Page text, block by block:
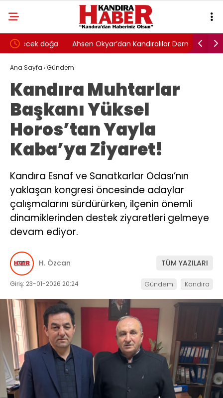
Ahsen Okyar’dan Kandıralılar Derneği’ne 32 Yıl
Sonra Veda
Süper
Ana Sayfa ›Gündem
Kandıra Muhtarlar
Başkanı Yüksel
Horos’tan Yayla
Kaba’ya Ziyaret!
Kandıra Esnaf ve Sanatkarlar Odası’nın
yaklaşan kongresi öncesinde adaylar
çalışmalarını sürdürürken, ilçenin önemli
dinamiklerinden destek ziyaretleri gelmeye
devam ediyor.
H. Özcan TÜM YAZILARI
Giriş: 23-01-2026 20:24 Gündem Kandıra